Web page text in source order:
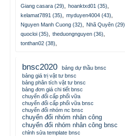
Giang casara (29)
hoanktxd01 (35)
kelamat7891 (35)
myduyen4004 (43)
Nguyen Manh Cuong (32)
Nhã Quyên (29)
quocloi (35)
theduongnguyen (36)
tonthan02 (38)
bnsc2020
bảng dự thầu bnsc
bảng giá trị vật tư bnsc
bảng phân tích vật tư bnsc
bảng đơn giá chi tiết bnsc
chuyển đổi cấp phối vữa
chuyển đổi cấp phối vữa bnsc
chuyển đổi nhóm nc bnsc
chuyển đổi nhóm nhân công
chuyển đổi nhóm nhân công bnsc
chỉnh sửa template bnsc